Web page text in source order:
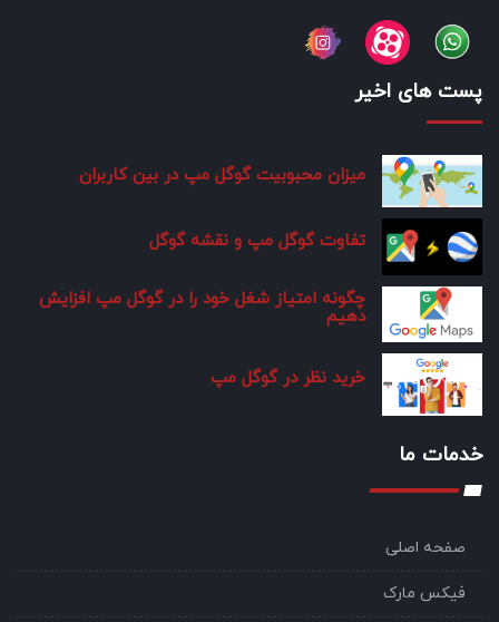
پست های اخیر
میزان محبوبیت گوگل مپ در بین کاربران
تفاوت گوگل مپ و نقشه گوگل
چگونه امتیاز شغل خود را در گوگل مپ افزایش
دهیم
خرید نظر در گوگل مپ
خدمات ما
صفحه اصلی
فیکس مارک